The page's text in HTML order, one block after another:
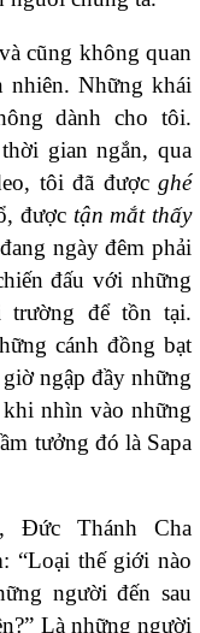
cũng không quan
nhiên. Những khái
dành cho tôi.
gian ngắn, qua
tôi đã được ghé
được tận mắt thấy
ngày đêm phải
đấu với những
trường để tồn tại.
cánh đồng bạt
ngập đầy những
nhìn vào những
tưởng đó là Sapa
Đức Thánh Cha
“Loại thế giới nào
người đến sau
Là những người